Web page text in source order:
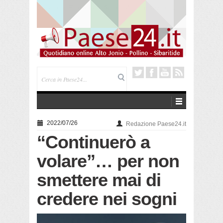
Trebisacce. Cento anni per la processione in mare
di San Rocco. Arriva la reliquia
2022/07/26 Redazione Paese24.it
“Continuerò a
volare”… per non
smettere mai di
credere nei sogni